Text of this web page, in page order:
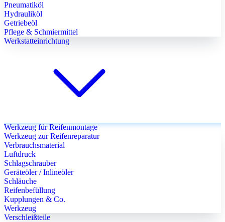
Pneumatiköl
Hydrauliköl
Getriebeöl
Pflege & Schmiermittel
Werkstatteinrichtung
Werkzeug für Reifenmontage
Werkzeug zur Reifenreparatur
Verbrauchsmaterial
Luftdruck
Schlagschrauber
Geräteöler / Inlineöler
Schläuche
Reifenbefüllung
Kupplungen & Co.
Werkzeug
Verschleißteile